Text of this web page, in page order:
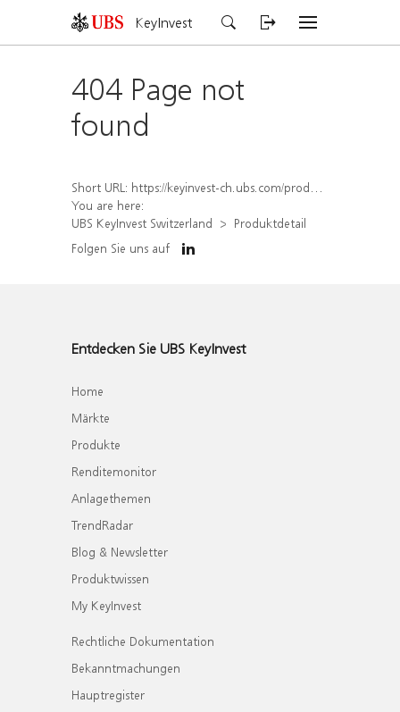
KeyInvest
404 Page not
found
Short URL: https://keyinvest-ch.ubs.com/produkt/detail/index/isin/CH1562161757
You are here:
UBS KeyInvest Switzerland
Produktdetail
Folgen Sie uns auf
Entdecken Sie UBS KeyInvest
Home
Märkte
Produkte
Renditemonitor
Anlagethemen
TrendRadar
Blog & Newsletter
Produktwissen
My KeyInvest
Rechtliche Dokumentation
Bekanntmachungen
Hauptregister